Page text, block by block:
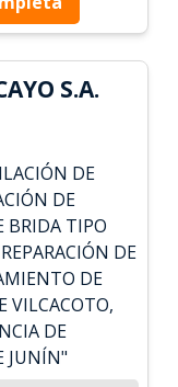
S.A.
DE
DE
BRIDA TIPO
DE
DE
VILCACOTO,
DE
JUNÍN"